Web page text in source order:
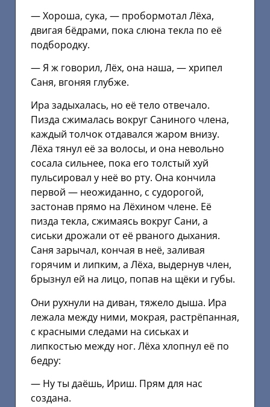
— Хороша, сука, — пробормотал Лёха,
двигая бёдрами, пока слюна текла по её
подбородку.
— Я ж говорил, Лёх, она наша, — хрипел
Саня, вгоняя глубже.
Ира задыхалась, но её тело отвечало.
Пизда сжималась вокруг Саниного члена,
каждый толчок отдавался жаром внизу.
Лёха тянул её за волосы, и она невольно
сосала сильнее, пока его толстый хуй
пульсировал у неё во рту. Она кончила
первой — неожиданно, с судорогой,
застонав прямо на Лёхином члене. Её
пизда текла, сжимаясь вокруг Сани, а
сиськи дрожали от её рваного дыхания.
Саня зарычал, кончая в неё, заливая
горячим и липким, а Лёха, выдернув член,
брызнул ей на лицо, попав на щёки и губы.
Они рухнули на диван, тяжело дыша. Ира
лежала между ними, мокрая, растрёпанная,
с красными следами на сиськах и
липкостью между ног. Лёха хлопнул её по
бедру:
— Ну ты даёшь, Ириш. Прям для нас
создана.